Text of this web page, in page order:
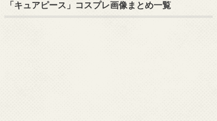
「キュアピース」コスプレ画像まとめ一覧